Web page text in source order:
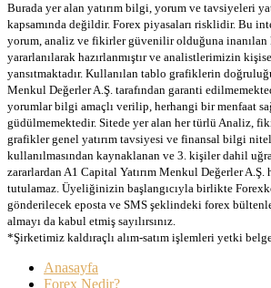
Burada yer alan yatırım bilgi, yorum ve tavsiyeleri
kapsamında değildir. Forex piyasaları risklidir. Bu
yorum, analiz ve fikirler güvenilir olduğuna inanılan
yararlanılarak hazırlanmıştır ve analistlerimizin
yansıtmaktadır. Kullanılan tablo grafiklerin
Menkul Değerler A.Ş. tarafından garanti
yorumlar bilgi amaçlı verilip, herhangi bir menfaat
güdülmemektedir. Sitede yer alan her türlü Analiz,
grafikler genel yatırım tavsiyesi ve finansal bilgi
kullanılmasından kaynaklanan ve 3. kişiler dahil
zararlardan A1 Capital Yatırım Menkul Değerler
tutulamaz. Üyeliğinizin başlangıcıyla birlikte
gönderilecek eposta ve SMS şeklindeki forex
almayı da kabul etmiş sayılırsınız.
*Şirketimiz kaldıraçlı alım-satım işlemleri yetki
Anasayfa
Forex Nedir?